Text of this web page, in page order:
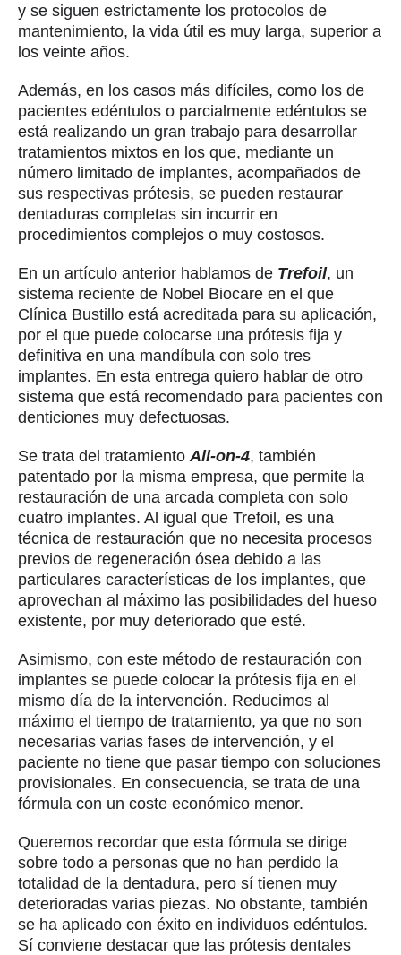
y se siguen estrictamente los protocolos de
mantenimiento, la vida útil es muy larga, superior a
los veinte años.
Además, en los casos más difíciles, como los de
pacientes edéntulos o parcialmente edéntulos se
está realizando un gran trabajo para desarrollar
tratamientos mixtos en los que, mediante un
número limitado de implantes, acompañados de
sus respectivas prótesis, se pueden restaurar
dentaduras completas sin incurrir en
procedimientos complejos o muy costosos.
En un artículo anterior hablamos de Trefoil, un
sistema reciente de Nobel Biocare en el que
Clínica Bustillo está acreditada para su aplicación,
por el que puede colocarse una prótesis fija y
definitiva en una mandíbula con solo tres
implantes. En esta entrega quiero hablar de otro
sistema que está recomendado para pacientes con
denticiones muy defectuosas.
Se trata del tratamiento All-on-4, también
patentado por la misma empresa, que permite la
restauración de una arcada completa con solo
cuatro implantes. Al igual que Trefoil, es una
técnica de restauración que no necesita procesos
previos de regeneración ósea debido a las
particulares características de los implantes, que
aprovechan al máximo las posibilidades del hueso
existente, por muy deteriorado que esté.
Asimismo, con este método de restauración con
implantes se puede colocar la prótesis fija en el
mismo día de la intervención. Reducimos al
máximo el tiempo de tratamiento, ya que no son
necesarias varias fases de intervención, y el
paciente no tiene que pasar tiempo con soluciones
provisionales. En consecuencia, se trata de una
fórmula con un coste económico menor.
Queremos recordar que esta fórmula se dirige
sobre todo a personas que no han perdido la
totalidad de la dentadura, pero sí tienen muy
deterioradas varias piezas. No obstante, también
se ha aplicado con éxito en individuos edéntulos.
Sí conviene destacar que las prótesis dentales